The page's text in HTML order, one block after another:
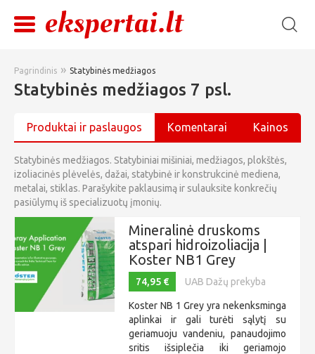
Pagrindinis » Statybinės medžiagos
Statybinės medžiagos 7 psl.
Produktai ir paslaugos Komentarai Kainos
Statybinės medžiagos. Statybiniai mišiniai, medžiagos, plokštės,
izoliacinės plėvelės, dažai, statybinė ir konstrukcinė mediena,
metalai, stiklas. Parašykite paklausimą ir sulauksite konkrečių
pasiūlymų iš specializuotų įmonių.
Mineralinė druskoms
atspari hidroizoliacija |
Koster NB1 Grey
74,95 € UAB Dažų prekyba
Koster NB 1 Grey yra nekenksminga
aplinkai ir gali turėti sąlytį su
geriamuoju vandeniu, panaudojimo
sritis išsiplečia iki geriamojo